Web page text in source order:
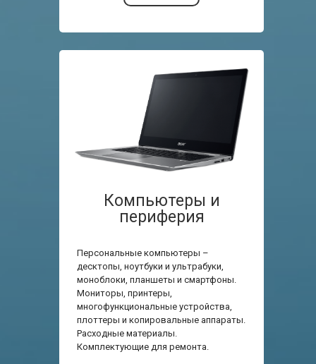
Компьютеры и
периферия
Персональные компьютеры –
десктопы, ноутбуки и ультрабуки,
моноблоки, планшеты и смартфоны.
Мониторы, принтеры,
многофункциональные устройства,
плоттеры и копировальные аппараты.
Расходные материалы.
Комплектующие для ремонта.